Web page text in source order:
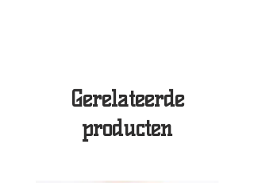
Gerelateerde
producten